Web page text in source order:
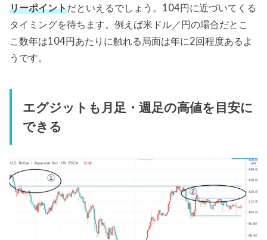
リーポイントだといえるでしょう。104円に近づいてくる
タイミングを待ちます。例えば米ドル／円の場合だとこ
こ数年は104円あたりに触れる局面は年に2回程度あるよ
うです。
エグジットも月足・週足の高値を目安に
できる